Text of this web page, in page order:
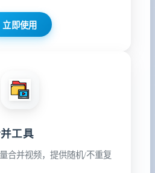
立即使用
工具
合并视频，提供随机/不重复